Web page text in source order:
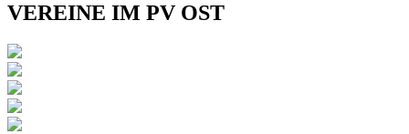
VEREINE IM PV OST